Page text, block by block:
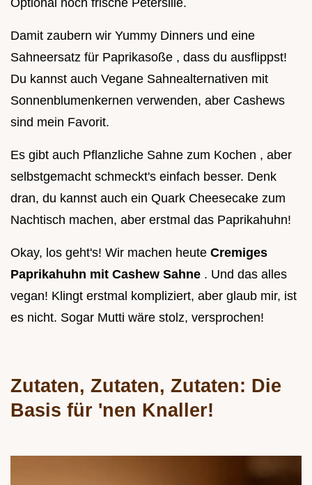
Optional noch frische Petersilie.
Damit zaubern wir Yummy Dinners und eine
Sahneersatz für Paprikasoße , dass du ausflippst!
Du kannst auch Vegane Sahnealternativen mit
Sonnenblumenkernen verwenden, aber Cashews
sind mein Favorit.
Es gibt auch Pflanzliche Sahne zum Kochen , aber
selbstgemacht schmeckt's einfach besser. Denk
dran, du kannst auch ein Quark Cheesecake zum
Nachtisch machen, aber erstmal das Paprikahuhn!
Okay, los geht's! Wir machen heute Cremiges
Paprikahuhn mit Cashew Sahne . Und das alles
vegan! Klingt erstmal kompliziert, aber glaub mir, ist
es nicht. Sogar Mutti wäre stolz, versprochen!
Zutaten, Zutaten, Zutaten: Die
Basis für 'nen Knaller!